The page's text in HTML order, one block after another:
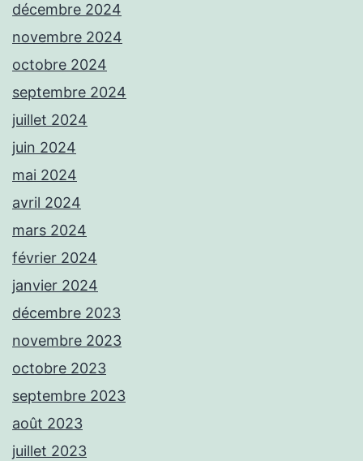
décembre 2024
novembre 2024
octobre 2024
septembre 2024
juillet 2024
juin 2024
mai 2024
avril 2024
mars 2024
février 2024
janvier 2024
décembre 2023
novembre 2023
octobre 2023
septembre 2023
août 2023
juillet 2023